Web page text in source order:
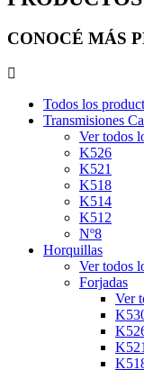
CONOCÉ MÁS
Todos los
Transmisiones
Ver todos
K526
K521
K518
K514
K512
Nº8
Horquillas
Ver todos
Forjadas
Ver
K521